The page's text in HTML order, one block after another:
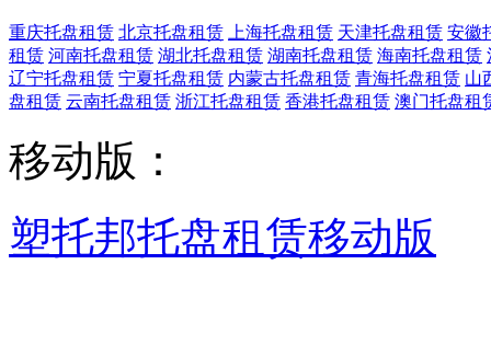
重庆托盘租赁 北京托盘租赁 上海托盘租赁 天津托盘租赁 安徽
租赁 河南托盘租赁 湖北托盘租赁 湖南托盘租赁 海南托盘租赁
辽宁托盘租赁 宁夏托盘租赁 内蒙古托盘租赁 青海托盘租赁 山
盘租赁 云南托盘租赁 浙江托盘租赁 香港托盘租赁 澳门托盘租
移动版：
塑托邦托盘租赁移动版